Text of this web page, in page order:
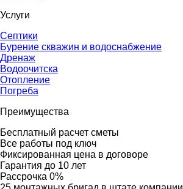
Услуги
Септики
Бурение скважин и водоснабжение
Дренаж
Водоочитска
Отопление
Погреба
Преимущества
Бесплатный расчет сметы
Все работы под ключ
Фиксированная цена в договоре
Гарантия до 10 лет
Рассрочка 0%